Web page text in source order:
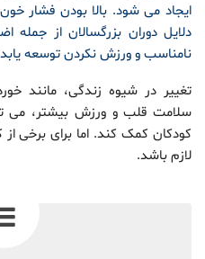
ایجاد می شود. بالا بودن فشار
دلایل دوران بزرگسالان از
نامناسب و ورزش نکردن توسعه
تغییر در شیوه زندگی، مانند
سلامت قلب و ورزش بیشتر، می
کودکان کمک کند. اما برای برخی
لازم باشد.